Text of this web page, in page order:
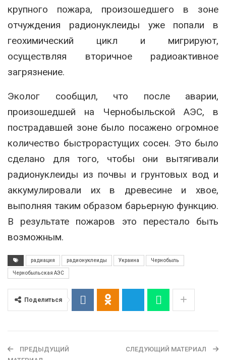
крупного пожара, произошедшего в зоне
отчуждения радионуклеиды уже попали в
геохимический цикл и мигрируют,
осуществляя вторичное радиоактивное
загрязнение.
Эколог сообщил, что после аварии,
произошедшей на Чернобыльской АЭС, в
пострадавшей зоне было посажено огромное
количество быстрорастущих сосен. Это было
сделано для того, чтобы они вытягивали
радионуклеиды из почвы и грунтовых вод и
аккумулировали их в древесине и хвое,
выполняя таким образом барьерную функцию.
В результате пожаров это перестало быть
возможным.
радиация радионуклеиды Украина Чернобыль
Чернобыльская АЭС
Поделиться
ПРЕДЫДУЩИЙ
СЛЕДУЮЩИЙ МАТЕРИАЛ